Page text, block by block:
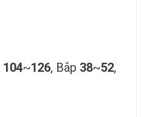
104~126, Bắp 38~52,